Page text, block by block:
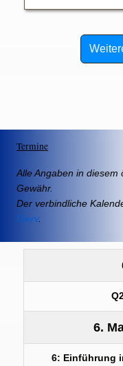
Termine
Alle Angaben in diesem
Gewähr.
Der verbindliche
IServ.
6.
6: Einführung